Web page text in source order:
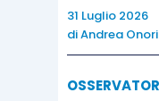
31 Luglio 2026
diAndrea Onori